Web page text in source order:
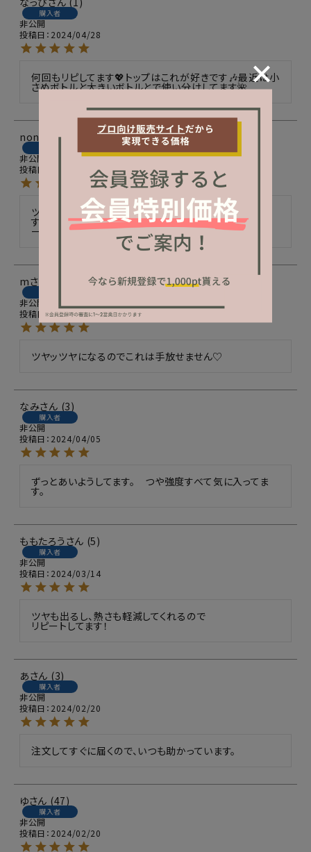
購入者
非公開
投稿日
2024/04/28
何回もリピしてます💖トップはこれが好きです🎶最近は小
さめボトルと大きいボトルとで使い分けしてます🌺
nono
非公開
投稿日
2024/04/11
ツヤツヤなのはもちろんの事、熱の軽減で助かっていま
す。ブラシが使いやすいのでキューティクルや爪脇をスム
ーズに塗れてお気に入りです。
m
非公開
投稿日 2024/04/05
ツヤッツヤになるのでこれは手放せません♡
なみ 3
購入者
非公開
投稿日
2024/04/05
ずっとあいようしてます。    つや強度すべて気に入ってま
す。
ももたろう 5
購入者
非公開
投稿日
2024/03/14
ツヤも出るし、熱さも軽減してくれるので
リピートしてます！
あ 3
購入者
非公開
投稿日
2024/02/20
注文してすぐに届くので、いつも助かっています。
ゆ 47
購入者
非公開
投稿日
2024/02/20